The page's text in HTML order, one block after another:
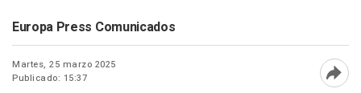
Europa Press Comunicados
Martes, 25 marzo 2025
Publicado: 15:37